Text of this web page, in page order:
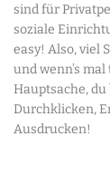
sind für
soziale
easy! Also, viel
und wenn’s
Hauptsache, du
Durchklicken,
Ausdrucken!